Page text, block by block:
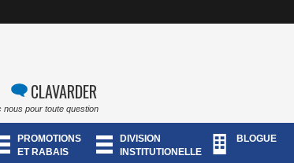
CLAVARDER
nous pour toute question
PROMOTIONS
ET RABAIS
DIVISION
INSTITUTIONELLE
BLOGUE